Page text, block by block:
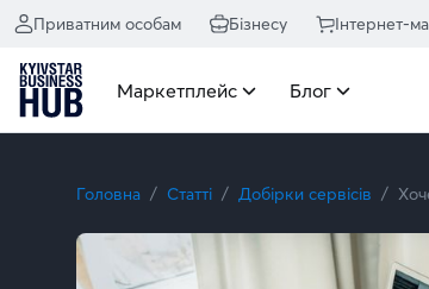
Приватним особам Бізнесу Інтернет-
Маркетплейс Блог
Головна Статті Добірки сервісів